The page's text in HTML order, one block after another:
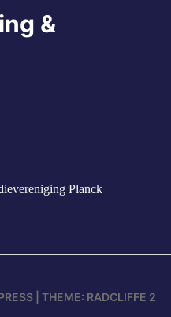
&
Planck
THEME: RADCLIFFE 2